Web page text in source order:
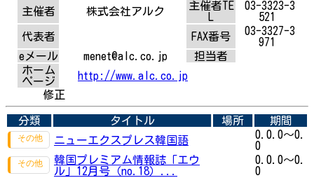
主催者 株式会社アルク
主催者TE
03-3323-3
521
代表者
FAX番号
03-3327-3
971
eメール
menet@alc.co.jp
担当者
ホーム
ページ
http://www.alc.co.jp
修正
分類 タイトル 場所
期間
ニューエクスプレス韓国語
0.0.0～0.
0
韓国プレミアム情報誌「エウ
ル」12月号（no.18）...
0.0.0～0.
0